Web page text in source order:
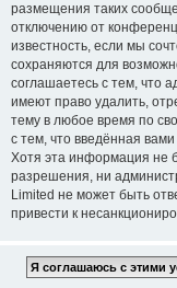
размещения таких
отключению от
известность, если мы
сохраняются для
соглашаетесь с тем, что
имеют право удалить,
тему в любое время по
с тем, что введённая
Хотя эта информация не
разрешения, ни
Limited не может быть
привести к